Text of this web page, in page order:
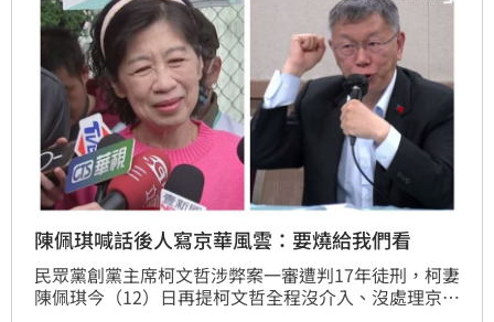
陳佩琪喊話後人寫京華風雲：要燒給我們看
民眾黨創黨主席柯文哲涉弊案一審遭判17年徒刑，柯妻
陳佩琪今（12）日再提柯文哲全程沒介入、沒處理京華